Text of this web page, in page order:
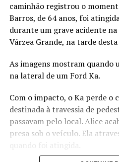
caminhão registrou o
Barros, de 64 anos, foi
durante um grave acidente na
Várzea Grande, na tarde
As imagens mostram quando
na lateral de um Ford Ka.
Com o impacto, o Ka perde o
destinada à travessia de
passavam pelo local. Alice
presa sob o veículo. Ela
quando foi atingida.